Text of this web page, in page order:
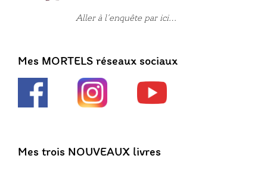
Aller à l’enquête par ici…
Mes MORTELS réseaux sociaux
Mes trois NOUVEAUX livres